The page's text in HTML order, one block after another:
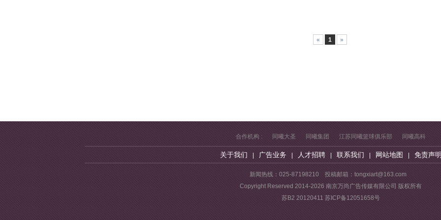
« 1 »
合作机构 : 同曦大圣 同曦集团 江苏同曦篮球俱乐部 同曦高科
关于我们 广告业务 人才招聘 联系我们 网站地图 免责声
新闻热线：025-87198210 投稿邮箱：tongxiart@163.com
Copyright Reserved 2014-2026 南京万尚广告传媒有限公司 版权所有
苏B2 20120411 苏ICP备12051658号